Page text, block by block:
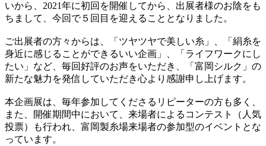
いから、2021年に初回を開催してから、出展者様のお陰をも
ちまして、今回で５回目を迎えることとなりました。
ご出展者の方々からは、「ツヤツヤで美しい糸」、「絹糸を
身近に感じることができるいい企画」、「ライフワークにし
たい」など、毎回好評のお声をいただき、「富岡シルク」の
新たな魅力を発信していただき心より感謝申し上げます。
本企画展は、毎年参加してくださるリピーターの方も多く、
また、開催期間中において、来場者によるコンテスト（人気
投票）も行われ、富岡製糸場来場者の参加型のイベントとな
っています。